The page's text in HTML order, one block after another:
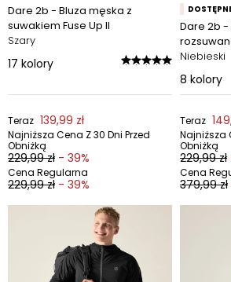
Dare 2b - Bluza męska z
suwakiem Fuse Up II
Szary
17 kolory
Teraz 139,99 zł
Najniższa Cena Z 30 Dni Przed
Obniżką
229,99 zł - 39%
Cena Regularna
229,99 zł - 39%
Dare 2b -
Niebieski
8 kolory
Teraz
Najniższa
Obniżką
229,99 zł
Cena
379,99 zł